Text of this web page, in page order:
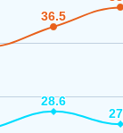
36.5
36.5
28.6
28.6